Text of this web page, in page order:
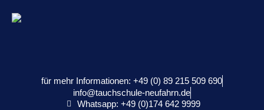
für mehr Informationen: +49 (0) 89 215 509 690
info@tauchschule-neufahrn.de
Whatsapp: +49 (0)174 642 9999